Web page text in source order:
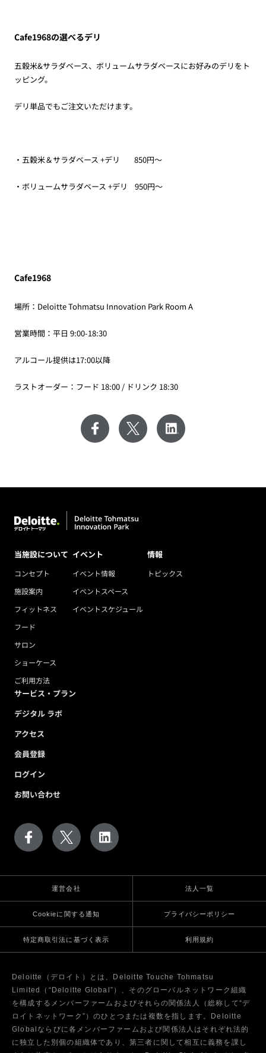
Cafe1968の選べるデリ
五穀米&サラダベース、ボリュームサラダベースにお好みのデリをト
ッピング。
デリ単品でもご注文いただけます。
・五穀米＆サラダベース +デリ 850円～
・ボリュームサラダベース +デリ 950円～
Cafe1968
場所：Deloitte Tohmatsu Innovation Park Room A
営業時間：平日 9:00-18:30
アルコール提供は17:00以降
ラストオーダー：フード 18:00 / ドリンク 18:30
当施設について
コンセプト
施設案内
フィットネス
フード
サロン
ショーケース
ご利用方法
イベント
イベント情報
イベントスペース
イベントスケジュール
情報
トピックス
サービス・プラン
デジタル ラボ
アクセス
会員登録
ログイン
お問い合わせ
運営会社 法人一覧
Cookieに関する通知 プライバシーポリシー
特定商取引法に基づく表示 利用規約
Deloitte（デロイト）とは、Deloitte Touche Tohmatsu
Limited（“Deloitte Global”）、そのグローバルネットワーク組織
を構成するメンバーファームおよびそれらの関係法人（総称して“デ
ロイトネットワーク”）のひとつまたは複数を指します。Deloitte
Globalならびに各メンバーファームおよび関係法人はそれぞれ法的
に独立した別個の組織体であり、第三者に関して相互に義務を課し